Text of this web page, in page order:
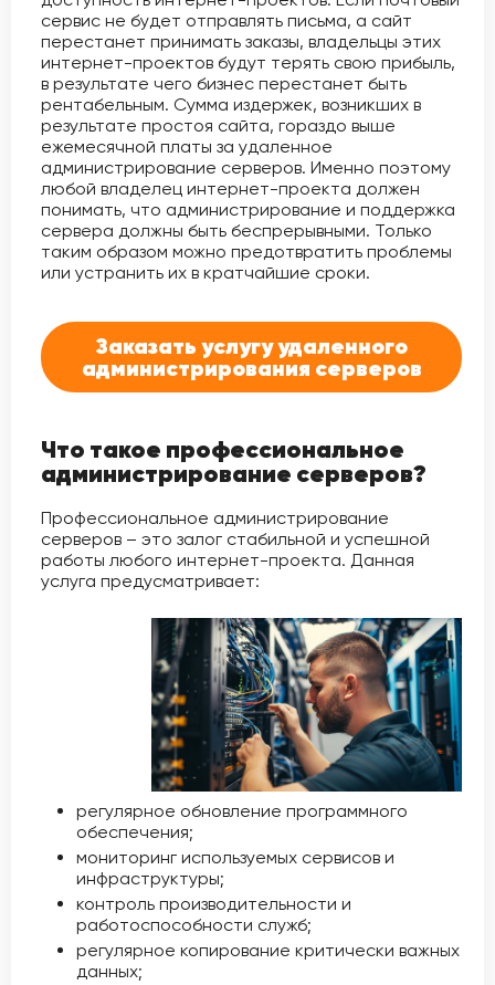
сервис не будет отправлять письма, а сайт
перестанет принимать заказы, владельцы этих
интернет-проектов будут терять свою прибыль,
в результате чего бизнес перестанет быть
рентабельным. Сумма издержек, возникших в
результате простоя сайта, гораздо выше
ежемесячной платы за удаленное
администрирование серверов. Именно поэтому
любой владелец интернет-проекта должен
понимать, что администрирование и поддержка
сервера должны быть беспрерывными. Только
таким образом можно предотвратить проблемы
или устранить их в кратчайшие сроки.
Заказать услугу удаленного
администрирования серверов
Что такое профессиональное
администрирование серверов?
Профессиональное администрирование
серверов – это залог стабильной и успешной
работы любого интернет-проекта. Данная
услуга предусматривает:
регулярное обновление программного
обеспечения;
мониторинг используемых сервисов и
инфраструктуры;
контроль производительности и
работоспособности служб;
регулярное копирование критически важных
данных;